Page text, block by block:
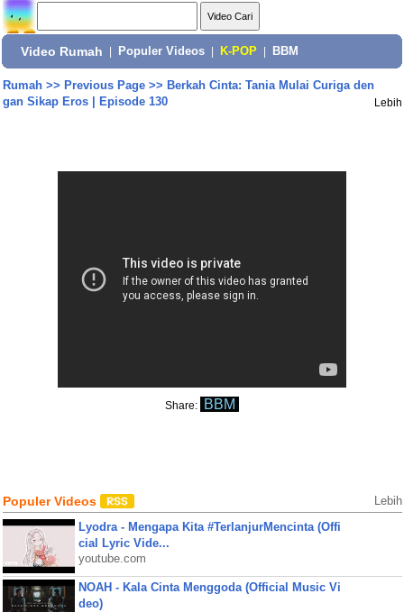
Video Rumah Populer Videos K-POP BBM
Rumah>> Previous Page>> Berkah Cinta: Tania Mulai Curiga den
gan Sikap Eros | Episode 130
Lebih
Share: BBM
Populer Videos Lebih
Lyodra - Mengapa Kita #TerlanjurMencinta (Offi
cial Lyric Vide...
youtube.com
NOAH - Kala Cinta Menggoda (Official Music Vi
deo)